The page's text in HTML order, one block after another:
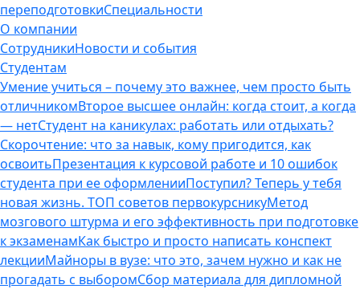
переподготовкиСпециальности
О компании
СотрудникиНовости и события
Студентам
Умение учиться – почему это важнее, чем просто быть
отличникомВторое высшее онлайн: когда стоит, а когда
— нетСтудент на каникулах: работать или отдыхать?
Скорочтение: что за навык, кому пригодится, как
освоитьПрезентация к курсовой работе и 10 ошибок
студента при ее оформленииПоступил? Теперь у тебя
новая жизнь. ТОП советов первокурсникуМетод
мозгового штурма и его эффективность при подготовке
к экзаменамКак быстро и просто написать конспект
лекцииМайноры в вузе: что это, зачем нужно и как не
прогадать с выборомСбор материала для дипломной